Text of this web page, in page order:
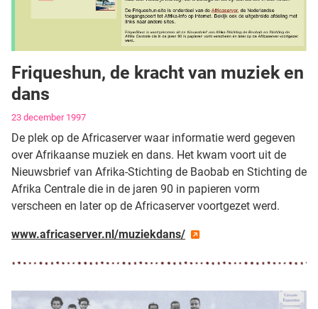
Friqueshun, de kracht van muziek en
dans
Gegevens
23 december 1997
De plek op de Africaserver waar informatie werd gegeven
over Afrikaanse muziek en dans. Het kwam voort uit de
Nieuwsbrief van Afrika-Stichting de Baobab en Stichting de
Afrika Centrale die in de jaren 90 in papieren vorm
verscheen en later op de Africaserver voortgezet werd.
www.africaserver.nl/muziekdans/